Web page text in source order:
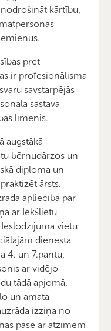
kārtību,
pret
ir profesionālisma
savstarpējās
sastāva
līmenis.
augstākā
bērnudārzos un
diploma un
ārsts.
apliecība par
ar Iekšlietu
vietu
dienesta
4. un 7.pantu,
ar vidējo
tādā apjomā,
un amata
izziņa no
pase ar atzīmēm